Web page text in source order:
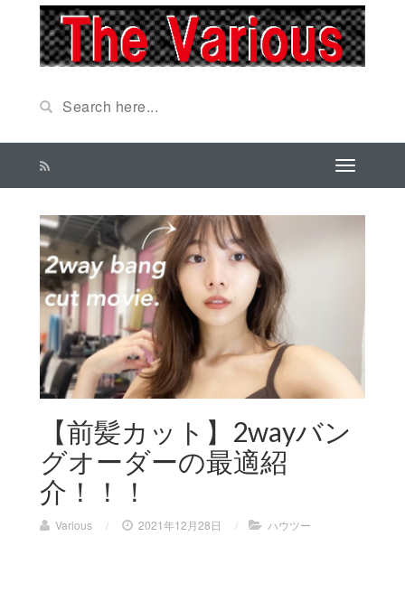
【前髪カット】2wayバン
グオーダーの最適紹
介！！！
Various / 2021年12月28日 / ハウツー